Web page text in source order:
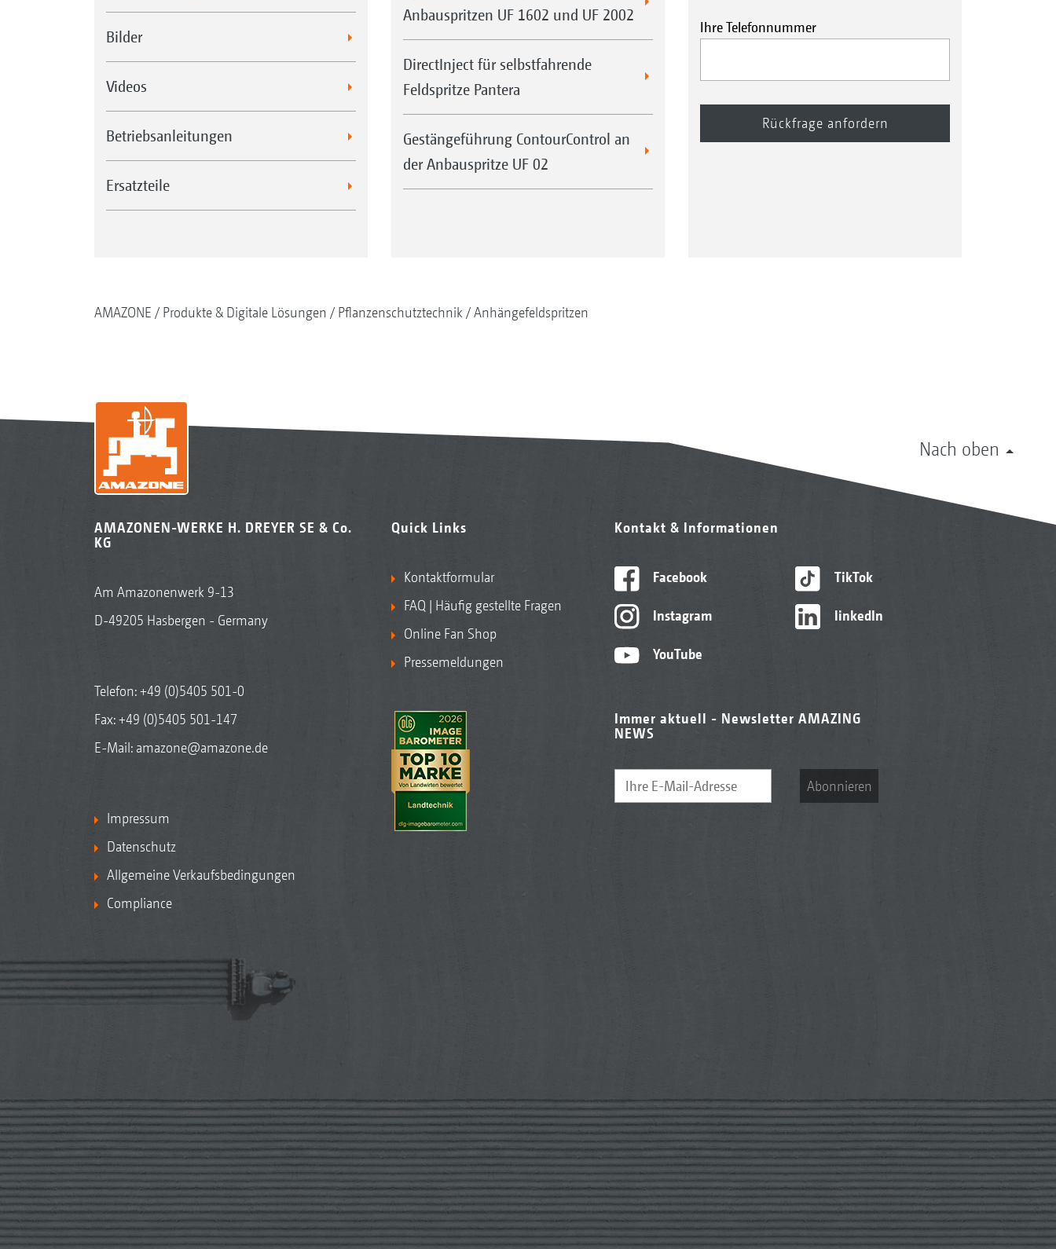
Bilder
Videos
Betriebsanleitungen
Ersatzteile
Anbauspritzen UF 1602 und UF 2002
DirectInject für selbstfahrende
Feldspritze Pantera
Gestängeführung ContourControl an
der Anbauspritze UF 02
Ihre Telefonnummer
AMAZONE Produkte & Digitale Lösungen Pflanzenschutztechnik Anhängefeldspritzen
Nach oben
AMAZONEN-WERKE H. DREYER SE & Co.
KG
Am Amazonenwerk 9-13
D-49205 Hasbergen - Germany
Telefon:+49 (0)5405 501-0
Fax: +49 (0)5405 501-147
E-Mail: amazone@amazone.de
Impressum
Datenschutz
Allgemeine Verkaufsbedingungen
Compliance
Quick Links
Kontaktformular
FAQ | Häufig gestellte Fragen
Online Fan Shop
Pressemeldungen
Kontakt & Informationen
Facebook
Instagram
YouTube
TikTok
linkedIn
Immer aktuell - Newsletter AMAZING
NEWS
Abonnieren